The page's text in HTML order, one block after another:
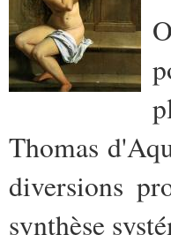
Thomas
diversions
synthèse